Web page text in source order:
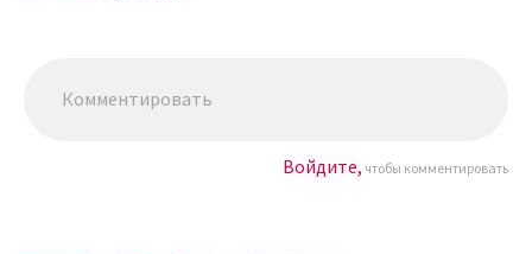
Войдите, чтобы комментировать